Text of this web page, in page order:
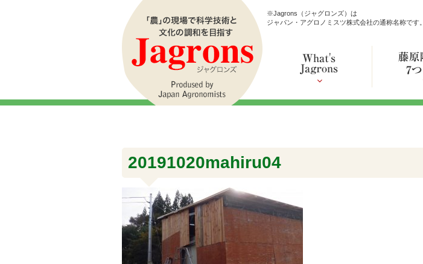
※Jagrons（ジャグロンズ）は
ジャパン・アグロノミスツ株式会社の通称名称です。
20191020mahiru04